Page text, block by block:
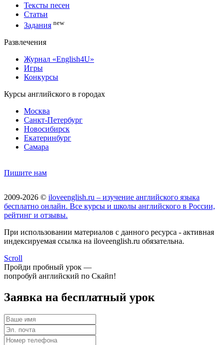
Тексты песен
Статьи
Задания new
Развлечения
Журнал «English4U»
Игры
Конкурсы
Курсы английского в городах
Москва
Санкт-Петербург
Новосибирск
Екатеринбург
Самара
Пишите нам
2009-2026 © iloveenglish.ru – изучение английского языка
бесплатно онлайн. Все курсы и школы английского в России,
рейтинг и отзывы.
При использовании материалов с данного ресурса - активная
индексируемая ссылка на iloveenglish.ru обязательна.
Scroll
Пройди пробный урок —
попробуй английский по Скайп!
Заявка на бесплатный урок